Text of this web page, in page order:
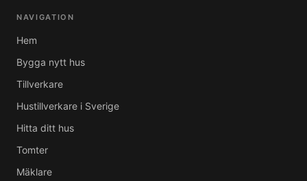
NAVIGATION
Hem
Bygga nytt hus
Tillverkare
Hustillverkare i Sverige
Hitta ditt hus
Tomter
Mäklare